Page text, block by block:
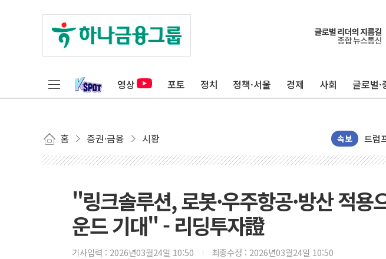
영상 포토 정치 정책·서울 경제 사회 글로벌·
홈 증권·금융 시황 속보
미 연
트럼
美 항
美 고
[AI
뉴
[종
"링크솔루션, 로봇·우주항공·방산 적용
운드 기대" - 리딩투자證
기사입력 : 2026년03월24일 10:50 최종수정 : 2026년03월24일 10:50